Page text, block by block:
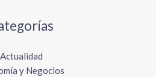
Actualidad
y Negocios